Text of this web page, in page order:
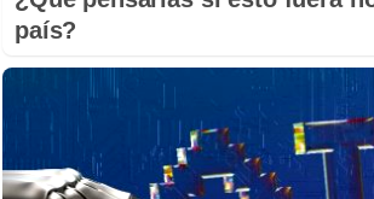
país?